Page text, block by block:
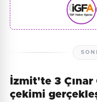
İzmit'te 3
çekimi